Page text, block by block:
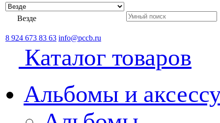
Везде
8 924 673 83 63 info@pccb.ru
Каталог товаров
Альбомы и